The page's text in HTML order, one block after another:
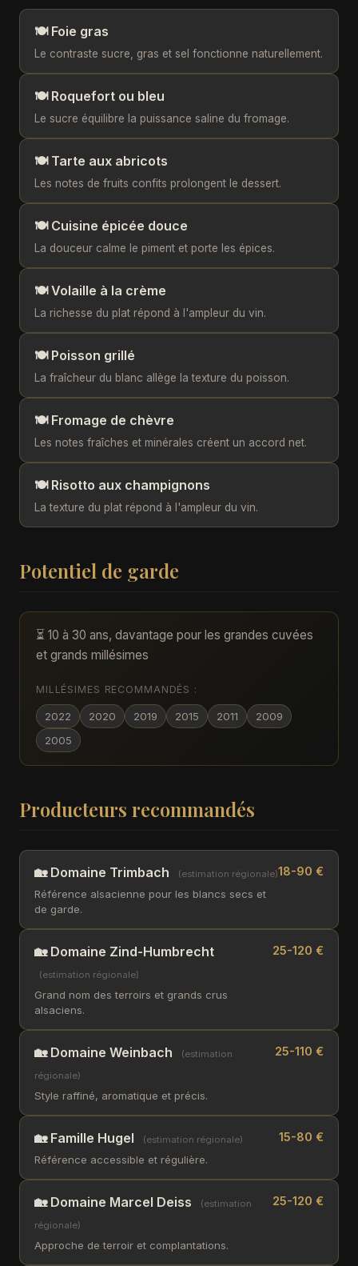
🍽️ Foie gras
Le contraste sucre, gras et sel fonctionne naturellement.
🍽️ Roquefort ou bleu
Le sucre équilibre la puissance saline du fromage.
🍽️ Tarte aux abricots
Les notes de fruits confits prolongent le dessert.
🍽️ Cuisine épicée douce
La douceur calme le piment et porte les épices.
🍽️ Volaille à la crème
La richesse du plat répond à l'ampleur du vin.
🍽️ Poisson grillé
La fraîcheur du blanc allège la texture du poisson.
🍽️ Fromage de chèvre
Les notes fraîches et minérales créent un accord net.
🍽️ Risotto aux champignons
La texture du plat répond à l'ampleur du vin.
Potentiel de garde
⏳ 10 à 30 ans, davantage pour les grandes cuvées
et grands millésimes
MILLÉSIMES RECOMMANDÉS :
2022 2020 2019 2015 2011
2009
2005
Producteurs recommandés
🏡 Domaine Trimbach (estimation régionale)
Référence alsacienne pour les blancs secs et
de garde.
18-90 €
🏡 Domaine Zind-Humbrecht
(estimation régionale)
Grand nom des terroirs et grands crus
alsaciens.
25-120 €
🏡 Domaine Weinbach
(estimation
régionale)
Style raffiné, aromatique et précis.
25-110 €
🏡 Famille Hugel (estimation régionale)
Référence accessible et régulière.
15-80 €
🏡 Domaine Marcel Deiss
(estimation
régionale)
Approche de terroir et complantations.
25-120 €